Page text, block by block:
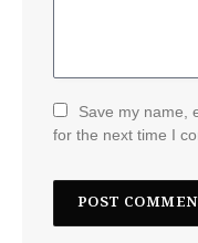
Save my name,
for the next time I